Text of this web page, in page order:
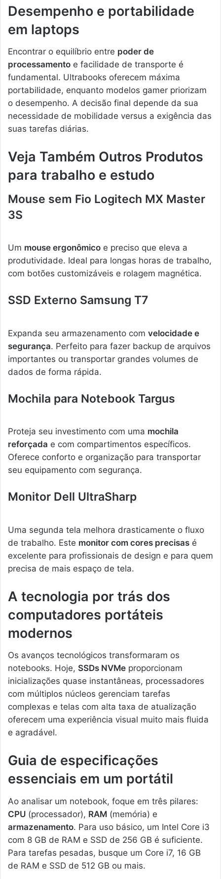
Desempenho e portabilidade
em laptops
Encontrar o equilíbrio entre poder de
processamento e facilidade de transporte é
fundamental. Ultrabooks oferecem máxima
portabilidade, enquanto modelos gamer priorizam
o desempenho. A decisão final depende da sua
necessidade de mobilidade versus a exigência das
suas tarefas diárias.
Veja Também Outros Produtos
para trabalho e estudo
Mouse sem Fio Logitech MX Master
3S
Um mouse ergonômico e preciso que eleva a
produtividade. Ideal para longas horas de trabalho,
com botões customizáveis e rolagem magnética.
SSD Externo Samsung T7
Expanda seu armazenamento com velocidade e
segurança. Perfeito para fazer backup de arquivos
importantes ou transportar grandes volumes de
dados de forma rápida.
Mochila para Notebook Targus
Proteja seu investimento com uma mochila
reforçada e com compartimentos específicos.
Oferece conforto e organização para transportar
seu equipamento com segurança.
Monitor Dell UltraSharp
Uma segunda tela melhora drasticamente o fluxo
de trabalho. Este monitor com cores precisas é
excelente para profissionais de design e para quem
precisa de mais espaço de tela.
A tecnologia por trás dos
computadores portáteis
modernos
Os avanços tecnológicos transformaram os
notebooks. Hoje, SSDs NVMe proporcionam
inicializações quase instantâneas, processadores
com múltiplos núcleos gerenciam tarefas
complexas e telas com alta taxa de atualização
oferecem uma experiência visual muito mais fluida
e agradável.
Guia de especificações
essenciais em um portátil
Ao analisar um notebook, foque em três pilares:
CPU (processador), RAM (memória) e
armazenamento. Para uso básico, um Intel Core i3
com 8 GB de RAM e SSD de 256 GB é suficiente.
Para tarefas pesadas, busque um Core i7, 16 GB
de RAM e SSD de 512 GB ou mais.